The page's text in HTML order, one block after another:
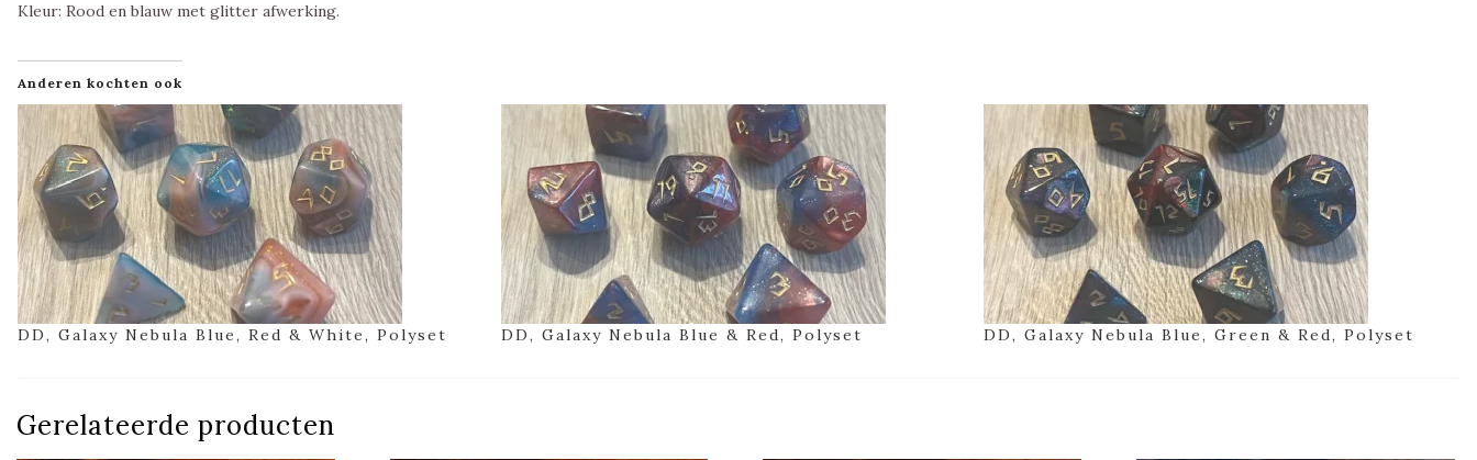
Kleur: Rood en blauw met glitter afwerking.
Anderen kochten ook
DD, Galaxy Nebula Blue, Red & White, Polyset DD, Galaxy Nebula Blue & Red, Polyset DD, Galaxy Nebula Blue, Green & Red, Polyset
Gerelateerde producten